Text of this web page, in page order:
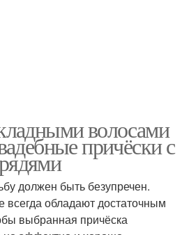
волосами
причёски с
должен быть безупречен.
обладают достаточным
выбранная причёска